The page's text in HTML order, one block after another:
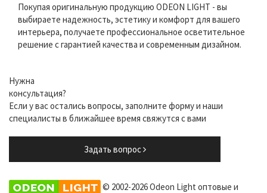
Покупая оригинальную продукцию ODEON LIGHT - вы
выбираете надежность, эстетику и комфорт для вашего
интерьера, получаете профессиональное осветительное
решение с гарантией качества и современным дизайном.
Нужна
консультация?
Если у вас остались вопросы, заполните форму и наши
специалисты в ближайшее время свяжутся с вами
Задать вопрос
© 2002-2026 Odeon Light оптовые и